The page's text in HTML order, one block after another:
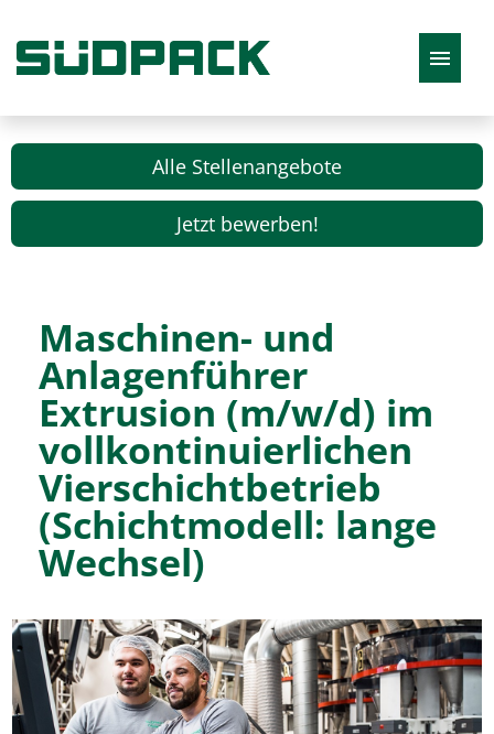
Stellenangebote
Alle Stellenangebote
Jetzt bewerben!
Maschinen- und
Anlagenführer
Extrusion (m/w/d) im
vollkontinuierlichen
Vierschichtbetrieb
(Schichtmodell: lange
Wechsel)